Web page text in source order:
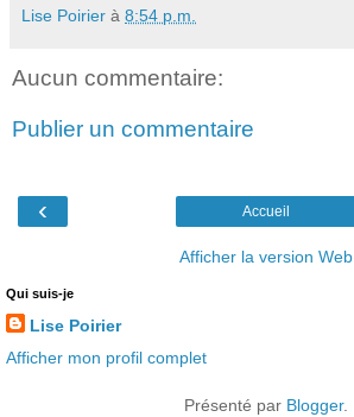
Lise Poirier à 8:54 p.m.
Aucun commentaire:
Publier un commentaire
‹ Accueil
Afficher la version Web
Qui suis-je
Lise Poirier
Afficher mon profil complet
Présenté par Blogger.